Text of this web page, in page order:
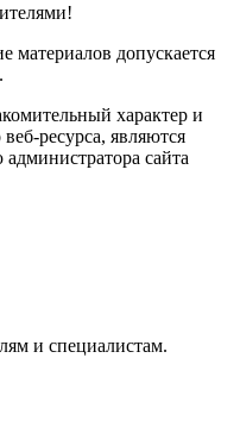
материалов допускается
характер и
ресурса, являются
сайта
и специалистам.